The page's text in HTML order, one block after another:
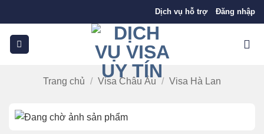
qua
nội
dung
Dịch vụ hỗ trợ Đăng nhập
Trang chủ / Visa Châu Âu / Visa Hà Lan